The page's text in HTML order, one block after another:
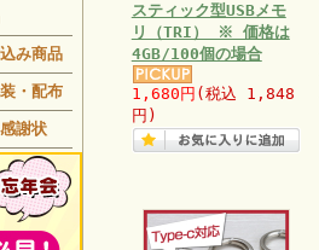
み商品
・配布
謝状
スティック型USBメモ
リ（TRI） ※ 価格は
4GB/100個の場合
1,680円 (税込 1,848
円)